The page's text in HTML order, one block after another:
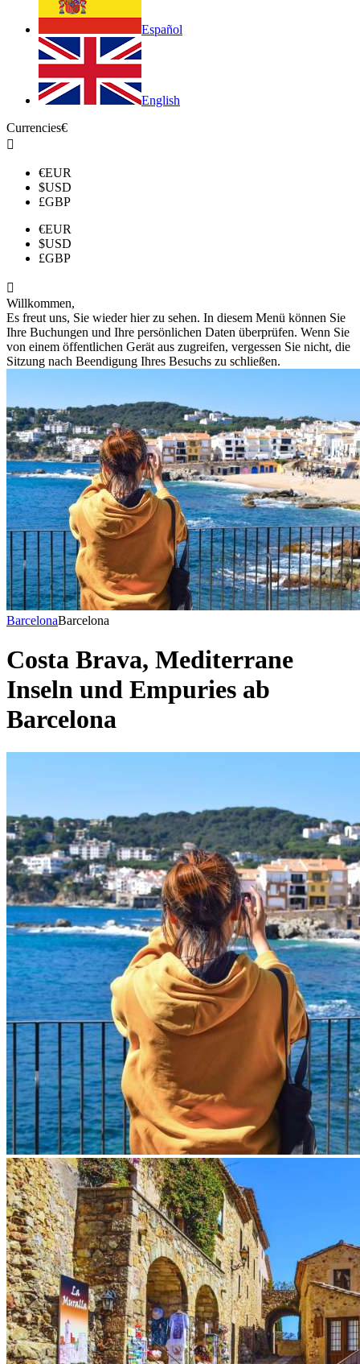
Español
English
Currencies€

€EUR
$USD
£GBP
€EUR
$USD
£GBP

Willkommen,
Es freut uns, Sie wieder hier zu sehen. In diesem Menü können Sie
Ihre Buchungen und Ihre persönlichen Daten überprüfen. Wenn Sie
von einem öffentlichen Gerät aus zugreifen, vergessen Sie nicht, die
Sitzung nach Beendigung Ihres Besuchs zu schließen.
BarcelonaBarcelona
Costa Brava, Mediterrane
Inseln und Empuries ab
Barcelona